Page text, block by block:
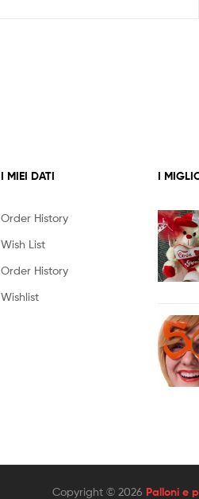
I MIEI DATI
Order History
Wish List
Order History
Wishlist
I
Copyright © 2026 Palloni e